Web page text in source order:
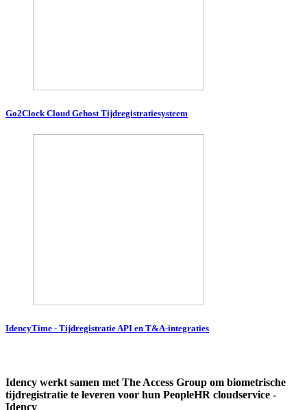
Go2Clock Cloud Gehost Tijdregistratiesysteem
IdencyTime - Tijdregistratie API en T&A-integraties
Idency werkt samen met The Access Group om biometrische
tijdregistratie te leveren voor hun PeopleHR cloudservice -
Idency